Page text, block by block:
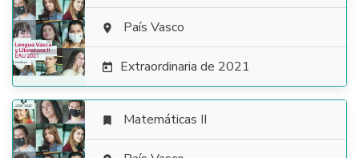
  País Vasco
 Extraordinaria de 2021
 Matemáticas II